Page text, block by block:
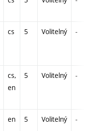
cs 5 Volitelný -
cs,
en
5 Volitelný -
en 5 Volitelný -